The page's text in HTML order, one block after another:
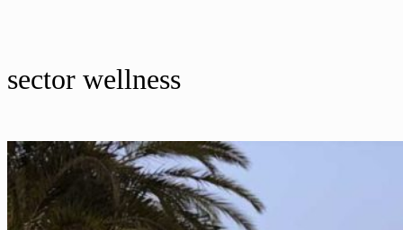
sector wellness